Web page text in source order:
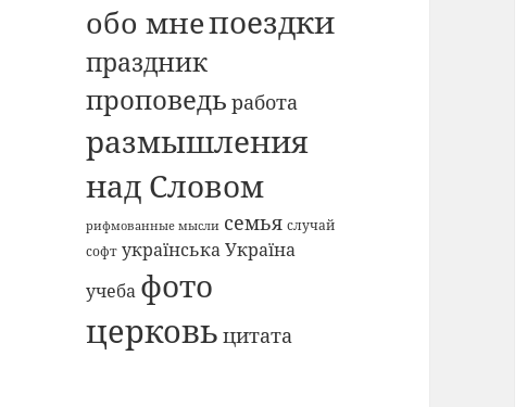
обо мнепоездки
праздник
проповедь работа
размышления
над Словом
рифмованные мысли семья случай
софт українська Україна
учеба фото
церковь цитата